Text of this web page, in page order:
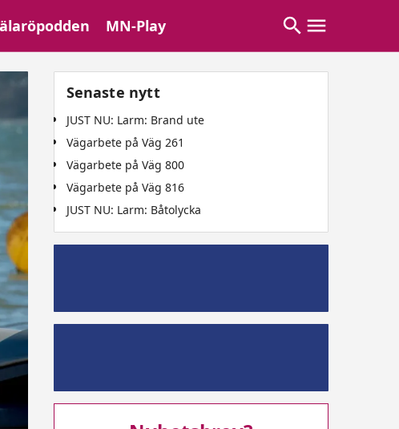
MN-Play
Senaste nytt
JUST NU: Larm: Brand ute
Vägarbete på Väg 261
Vägarbete på Väg 800
Vägarbete på Väg 816
JUST NU: Larm: Båtolycka